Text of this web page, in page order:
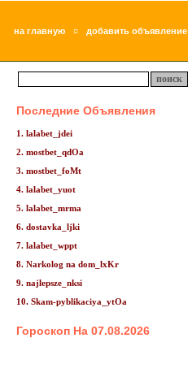
на главную ¤ добавить объявление
Последние Объявления
1. lalabet_jdei
2. mostbet_qdOa
3. mostbet_foMt
4. lalabet_yuot
5. lalabet_mrma
6. dostavka_ljki
7. lalabet_wppt
8. Narkolog na dom_lxKr
9. najlepsze_nksi
10. Skam-pyblikaciya_ytOa
Гороскоп На 07.08.2026